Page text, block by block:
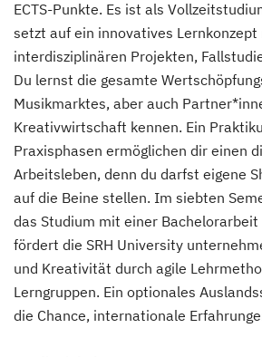
ECTS-Punkte. Es ist als
setzt auf ein innovatives
interdisziplinären Projekten,
Du lernst die gesamte
Musikmarktes, aber auch
Kreativwirtschaft kennen. Ein
Praxisphasen ermöglichen dir einen
Arbeitsleben, denn du darfst eigene
auf die Beine stellen. Im siebten
das Studium mit einer Bachelorarbeit
fördert die SRH University
und Kreativität durch agile
Lerngruppen. Ein optionales
die Chance, internationale